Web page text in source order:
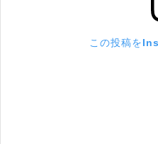
この投稿を